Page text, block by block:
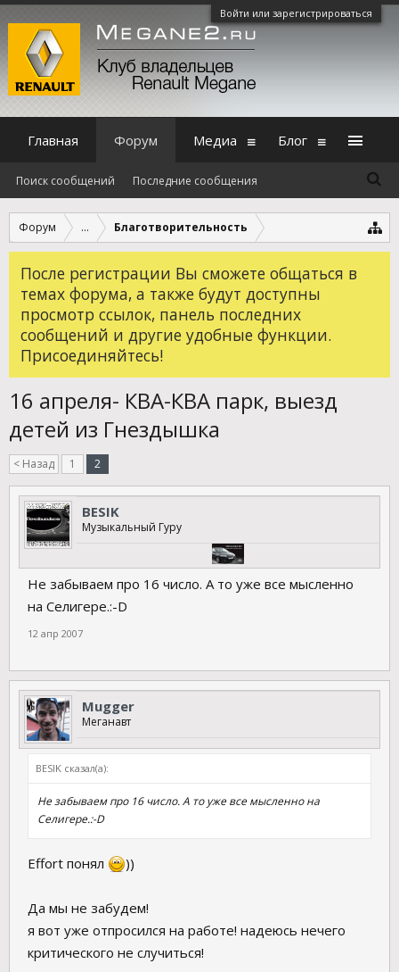
Войти или зарегистрироваться
Форум ... Благотворительность
После регистрации Вы сможете общаться в
темах форума, а также будут доступны
просмотр ссылок, панель последних
сообщений и другие удобные функции.
Присоединяйтесь!
16 апреля- КВА-КВА парк, выезд
детей из Гнездышка
< Назад 1 2
BESIK
Музыкальный Гуру
Не забываем про 16 число. А то уже все мысленно
на Селигере.:-D
12 апр 2007
Mugger
Меганавт
BESIK сказал(а):
Не забываем про 16 число. А то уже все мысленно на
Селигере.:-D
Effort понял ))
Да мы не забудем!
я вот уже отпросился на работе! надеюсь нечего
критического не случиться!
Главная Форум
Поиск сообщений Последние сообщения
Медиа Блог